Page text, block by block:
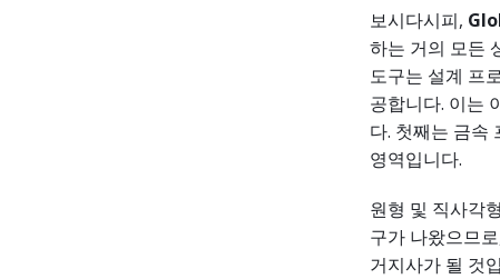
보시다시피,
하는 거의 모든
도구는 설계 프
공합니다. 이는
다. 첫째는 금속
영역입니다.
원형 및 직사각
구가 나왔으므
거지사가 될 것